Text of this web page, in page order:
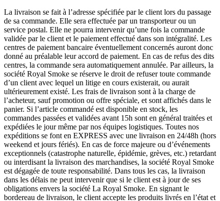
La livraison se fait à l’adresse spécifiée par le client lors du passage
de sa commande. Elle sera effectuée par un transporteur ou un
service postal. Elle ne pourra intervenir qu’une fois la commande
validée par le client et le paiement effectué dans son intégralité. Les
centres de paiement bancaire éventuellement concernés auront donc
donné au préalable leur accord de paiement. En cas de refus des dits
centres, la commande sera automatiquement annulée. Par ailleurs, la
société Royal Smoke se réserve le droit de refuser toute commande
d’un client avec lequel un litige en cours existerait, ou aurait
ultérieurement existé. Les frais de livraison sont à la charge de
l’acheteur, sauf promotion ou offre spéciale, et sont affichés dans le
panier. Si l’article commandé est disponible en stock, les
commandes passées et validées avant 15h sont en général traitées et
expédiées le jour même par nos équipes logistiques. Toutes nos
expéditions se font en EXPRESS avec une livraison en 24/48h (hors
weekend et jours fériés). En cas de force majeure ou d’événements
exceptionnels (catastrophe naturelle, épidémie, grèves, etc.) retardant
ou interdisant la livraison des marchandises, la société Royal Smoke
est dégagée de toute responsabilité. Dans tous les cas, la livraison
dans les délais ne peut intervenir que si le client est à jour de ses
obligations envers la société La Royal Smoke. En signant le
bordereau de livraison, le client accepte les produits livrés en l’état et